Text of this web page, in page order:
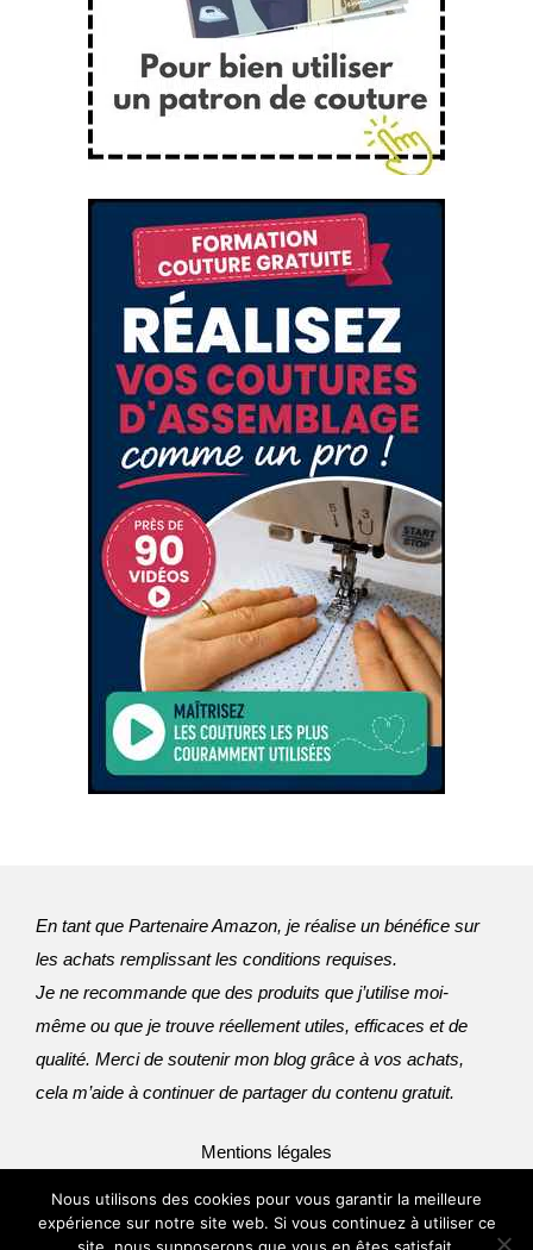
En tant que Partenaire Amazon, je réalise un bénéfice sur
les achats remplissant les conditions requises.
Je ne recommande que des produits que j’utilise moi-
même ou que je trouve réellement utiles, efficaces et de
qualité. Merci de soutenir mon blog grâce à vos achats,
cela m’aide à continuer de partager du contenu gratuit.
Mentions légales
© 2011-2026 Blog Couture Facile - Jennifer Boussert
Nous utilisons des cookies pour vous garantir la meilleure
expérience sur notre site web. Si vous continuez à utiliser ce